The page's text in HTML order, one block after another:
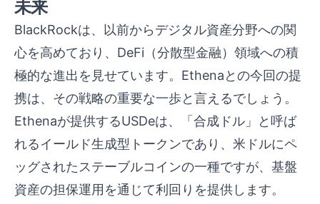
未来
BlackRockは、以前からデジタル資産分野への関
心を高めており、DeFi（分散型金融）領域への積
極的な進出を見せています。Ethenaとの今回の提
携は、その戦略の重要な一歩と言えるでしょう。
Ethenaが提供するUSDeは、「合成ドル」と呼ば
れるイールド生成型トークンであり、米ドルにペ
ッグされたステーブルコインの一種ですが、基盤
資産の担保運用を通じて利回りを提供します。